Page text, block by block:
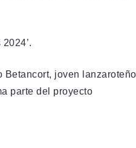
Betancort, joven lanzaroteño
parte del proyecto